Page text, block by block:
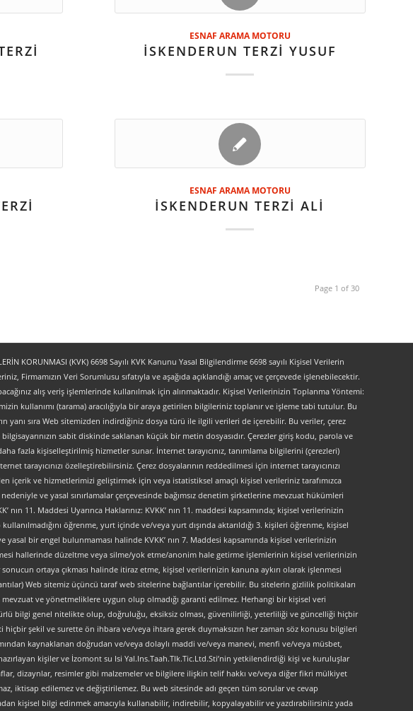
ESNAF ARAMA MOTORU
İSKENDERUN TERZİ YUSUF
ESNAF ARAMA MOTORU
İSKENDERUN TERZİ ALİ
Page 1 of 30
KORUNMASI (KVK) 6698 Sayılı KVK Kanunu Yasal Bilgilendirme 6698 sayılı Kişisel Verilerin
Firmamızın Veri Sorumlusu sıfatıyla ve aşağıda açıklandığı amaç ve çerçevede işlenebilecektir.
alış veriş işlemlerinde kullanılmak için alınmaktadır. Kişisel Verilerinizin Toplanma Yöntemi:
kullanımı (tarama) aracılığıyla bir araya getirilen bilgileriniz toplanır ve işleme tabi tutulur. Bu
yanı sıra Web sitemizden indirdiğiniz dosya türü ile ilgili verileri de içerebilir. Bu veriler, çerez
sabit diskinde saklanan küçük bir metin dosyasıdır. Çerezler giriş kodu, parola ve
fazla kişiselleştirilmiş hizmetler sunar. İnternet tarayıcınız, tanımlama bilgilerini (çerezleri)
tarayıcınızı özelleştirebilirsiniz. Çerez dosyalarının reddedilmesi için internet tarayıcınızı
içerik ve hizmetlerimizi geliştirmek için veya istatistiksel amaçlı kişisel verileriniz tarafımızca
ve yasal sınırlamalar çerçevesinde bağımsız denetim şirketlerine mevzuat hükümleri
11. Maddesi Uyarınca Haklarınız: KVKK’ nın 11. maddesi kapsamında; kişisel verilerinizin
öğrenme, yurt içinde ve/veya yurt dışında aktarıldığı 3. kişileri öğrenme, kişisel
bir engel bulunmaması halinde KVKK’ nın 7. Maddesi kapsamında kişisel verilerinizin
hallerinde düzeltme veya silme/yok etme/anonim hale getirme işlemlerinin kişisel verilerinizin
ortaya çıkması halinde itiraz etme, kişisel verilerinizin kanuna aykırı olarak işlenmesi
Web sitemiz üçüncü taraf web sitelerine bağlantılar içerebilir. Bu sitelerin gizlilik politikaları
ve yönetmeliklere uygun olup olmadığı garanti edilmez. Herhangi bir kişisel veri
bilgi genel nitelikte olup, doğruluğu, eksiksiz olması, güvenilirliği, yeterliliği ve güncelliği hiçbir
şekil ve surette ön ihbara ve/veya ihtara gerek duymaksızın her zaman söz konusu bilgileri
kaynaklanan doğrudan ve/veya dolaylı maddi ve/veya manevi, menfi ve/veya müsbet,
kişiler ve İzomont su Isi Yal.Ins.Taah.Tlk.Tic.Ltd.Sti’nin yetkilendirdiği kişi ve kuruluşlar
dizaynlar, resimler gibi malzemeler ve bilgilere ilişkin telif hakkı ve/veya diğer fikri mülkiyet
iktisap edilemez ve değiştirilemez. Bu web sitesinde adı geçen tüm sorular ve cevap
kişisel bilgi edinmek amacıyla kullanabilir, indirebilir, kopyalayabilir ve yazdırabilirsiniz yada